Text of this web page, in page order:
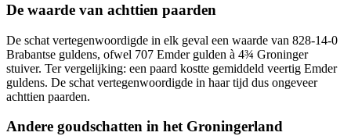
De waarde van achttien paarden
De schat vertegenwoordigde in elk geval een waarde van 828-14-0
Brabantse guldens, ofwel 707 Emder gulden à 4¾ Groninger
stuiver. Ter vergelijking: een paard kostte gemiddeld veertig Emder
guldens. De schat vertegenwoordigde in haar tijd dus ongeveer
achttien paarden.
Andere goudschatten in het Groningerland